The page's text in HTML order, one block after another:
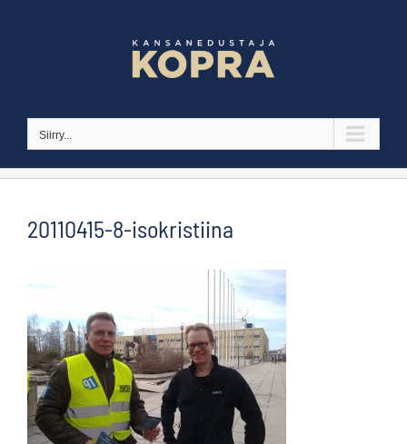
Siirry...
20110415-8-isokristiina